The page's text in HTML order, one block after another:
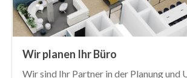
Wir planen Ihr Büro
Wir sind Ihr Partner in der Planung und